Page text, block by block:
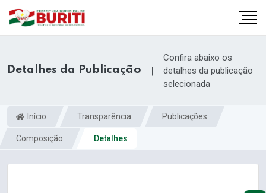
Detalhes da Publicação |
Confira abaixo os
detalhes da publicação
selecionada
Início Transparência Publicações
Composição Detalhes